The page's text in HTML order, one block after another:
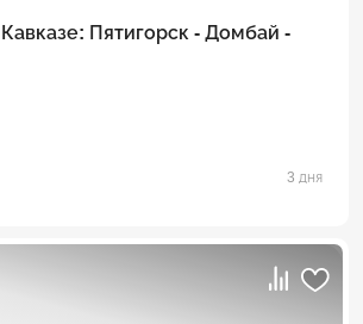
Пятигорск - Домбай -
3 дня